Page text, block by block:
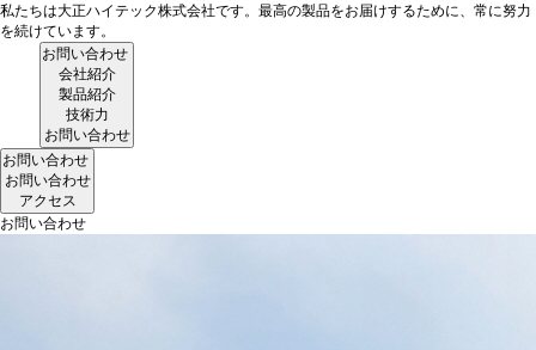
私たちは大正ハイテック株式会社です。最高の製品をお届けするために、常に努力
を続けています。
お問い合わせ
会社紹介
製品紹介
技術力
お問い合わせ
お問い合わせ
お問い合わせ
アクセス
お問い合わせ